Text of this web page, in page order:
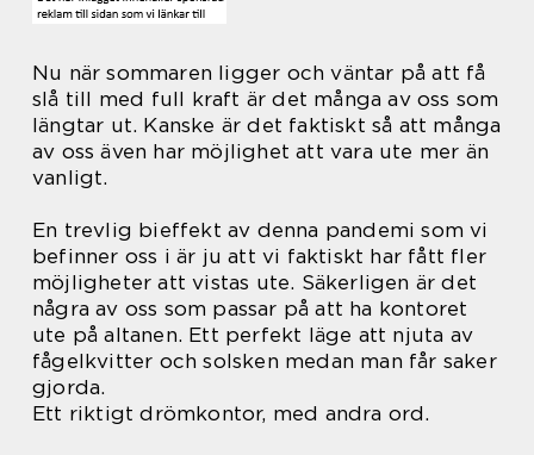
Nu när sommaren ligger och väntar på att få
slå till med full kraft är det många av oss som
längtar ut. Kanske är det faktiskt så att många
av oss även har möjlighet att vara ute mer än
vanligt.
En trevlig bieffekt av denna pandemi som vi
befinner oss i är ju att vi faktiskt har fått fler
möjligheter att vistas ute. Säkerligen är det
några av oss som passar på att ha kontoret
ute på altanen. Ett perfekt läge att njuta av
fågelkvitter och solsken medan man får saker
gjorda.
Ett riktigt drömkontor, med andra ord.